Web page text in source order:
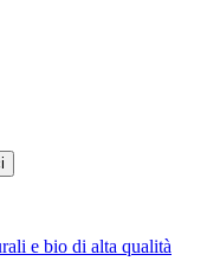
e bio di alta qualità